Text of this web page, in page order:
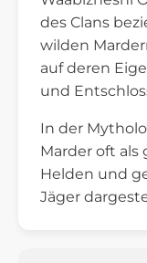
des Clans
wilden
auf deren
und
In der
Marder oft als
Helden und
Jäger